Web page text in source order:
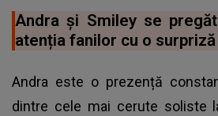
Andra și Smiley se
atenția fanilor cu o
Andra este o prezență
dintre cele mai cerute soliste